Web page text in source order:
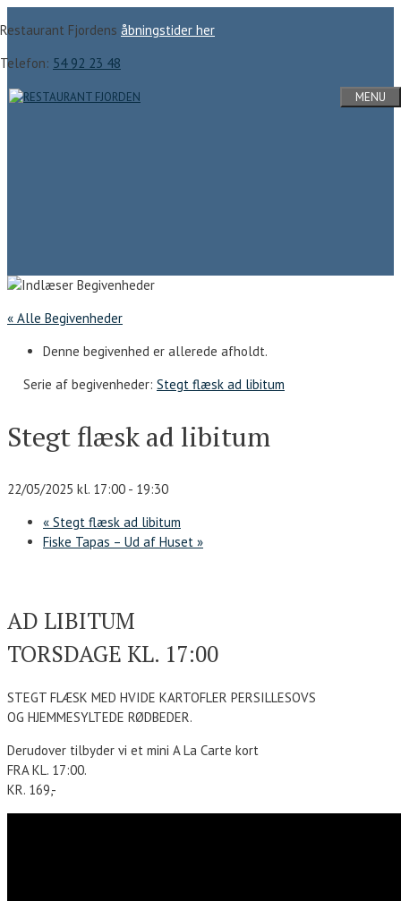
til
indhold
Restaurant Fjordens åbningstider her
Telefon: 54 92 23 48
MENU
« Alle Begivenheder
Denne begivenhed er allerede afholdt.
Serie af begivenheder: Stegt flæsk ad libitum
Stegt flæsk ad libitum
22/05/2025 kl. 17:00 - 19:30
« Stegt flæsk ad libitum
Fiske Tapas – Ud af Huset »
AD LIBITUM
TORSDAGE KL. 17:00
STEGT FLÆSK MED HVIDE KARTOFLER PERSILLESOVS
OG HJEMMESYLTEDE RØDBEDER.
Derudover tilbyder vi et mini A La Carte kort
FRA KL. 17:00.
KR. 169,-